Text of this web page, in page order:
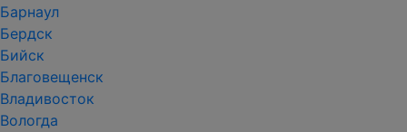
Барнаул
Бердск
Бийск
Благовещенск
Владивосток
Вологда